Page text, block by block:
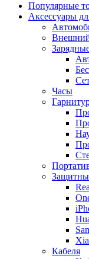
Популярные
Аксессуары
Внешний
Часы
Кабеля